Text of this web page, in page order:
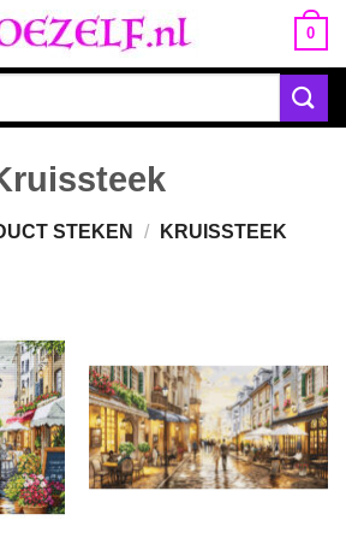
0
STEKEN / KRUISSTEEK